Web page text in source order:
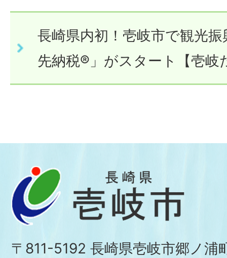
長崎県内初！壱岐市で観光
先納税®」がスタート【壱岐
〒811-5192 長崎県壱岐市郷ノ浦